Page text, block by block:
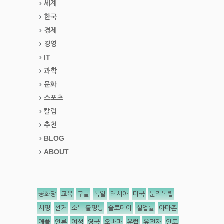
세계
한국
경제
경영
IT
과학
문화
스포츠
칼럼
추천
BLOG
ABOUT
공화당 교육 구글 독일 러시아 미국 분리독립
서평 선거 소득 불평등 슬로데이 실업률 아마존
애플 언론 여성 영국 오바마 유럽 유전자 인도